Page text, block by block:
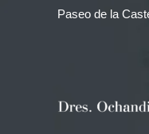
Paseo de la